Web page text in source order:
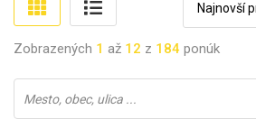
Najnovší
Zobrazených 1 až 12 z 184 ponúk